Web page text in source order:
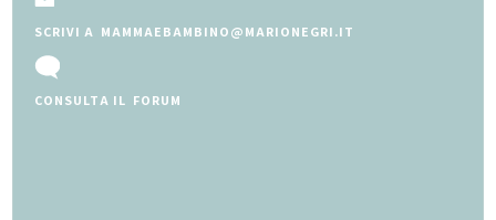
SCRIVI A MAMMAEBAMBINO@MARIONEGRI.IT
CONSULTA IL FORUM